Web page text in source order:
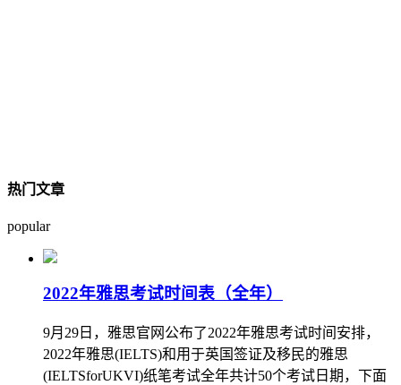
热门文章
popular
2022年雅思考试时间表（全年）
9月29日，雅思官网公布了2022年雅思考试时间安排，
2022年雅思(IELTS)和用于英国签证及移民的雅思
(IELTSforUKVI)纸笔考试全年共计50个考试日期，下面